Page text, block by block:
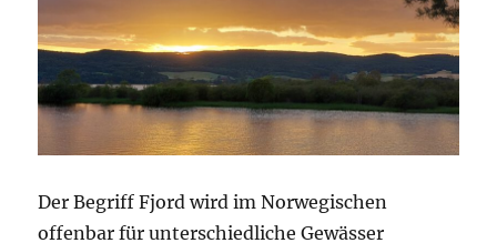
Der Begriff Fjord wird im Norwegischen
offenbar für unterschiedliche Gewässer